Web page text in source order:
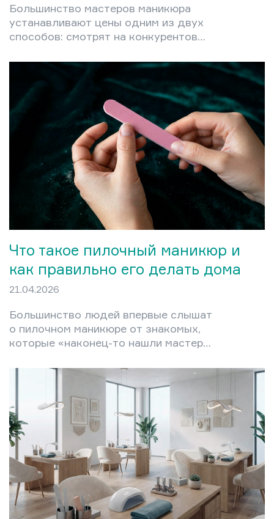
Большинство мастеров маникюра
устанавливают цены одним из двух
способов: смотрят на конкурентов
подхода приводят к одному
результату — либо постоянному
недозаработку, либо к потере
клиентов после внезапного
повышения цен, которое кажется
окружающим произвольным. Между
тем существует конкретная
математика, которая превращает
ценообразование из догадки в
управляемый процесс. В этой статье
разберём полную структуру
себестоимости маникюрной…
Что такое пилочный маникюр и
как правильно его делать дома
21.04.2026
Большинство людей впервые слышат
о пилочном маникюре от знакомых,
которые «наконец-то нашли мастера,
случайно: техника появилась именно
как ответ на проблему
травматичного обрезного ухода —
болезненного, рискованного и
парадоксально ускоряющего рост
кутикулы. В этой статье разберём,
что представляет собой пилочный
маникюр, чем он отличается от
обрезного и аппаратного, кому
подходит, а кому — нет, и как
освоить технику дома без…